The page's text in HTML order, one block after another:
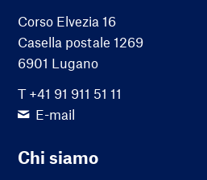
Corso Elvezia 16
Casella postale 1269
6901 Lugano
T +41 91 911 51 11
E-mail
Chi siamo